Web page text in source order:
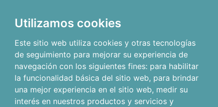
Utilizamos cookies
Este sitio web utiliza cookies y otras tecnologías
de seguimiento para mejorar su experiencia de
navegación con los siguientes fines: para habilitar
la funcionalidad básica del sitio web, para brindar
una mejor experiencia en el sitio web, medir su
interés en nuestros productos y servicios y